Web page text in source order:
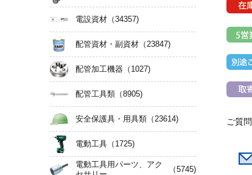
ご質
電設資材 （34357)
配管資材・副資材 （23847)
配管加工機器 （1027)
配管工具類 （8905)
安全保護具・用具類 （23614)
電動工具 （1725)
電動工具用パーツ、アク
（5745)